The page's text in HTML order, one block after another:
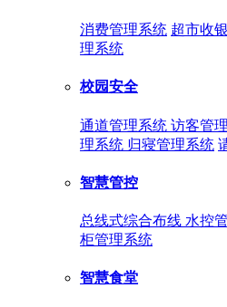
消费管理系统 超市收
理系统
校园安全
通道管理系统 访客管
理系统 归寝管理系统
智慧管控
总线式综合布线 水控
柜管理系统
智慧食堂